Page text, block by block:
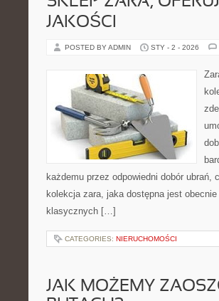
JAKOŚCI
POSTED BY ADMIN STY - 2 - 2026
każdemu przez odpowiedni dobór
kolekcja zara, jaka dostępna jest
klasycznych […]
CATEGORIES: NIERUCHOMOŚCI
JAK MOŻEMY